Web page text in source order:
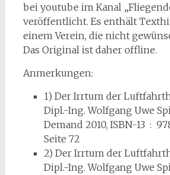
bei youtube im Kanal
veröffentlicht. Es enthält
einem Verein, die nicht
Das Original ist daher offline.
Anmerkungen:
1) Der Irrtum der
Dipl.-Ing. Wolfgang Uwe
Demand 2010, ISBN-13 ‏ : ‎ 978-3842340497,
Seite 72
2) Der Irrtum der
Dipl.-Ing. Wolfgang Uwe